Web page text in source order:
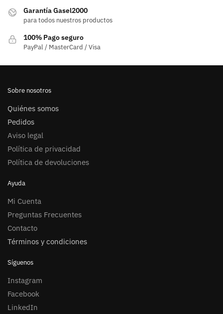
Garantía Gasel2000
para todos nuestros productos
100% Pago seguro
PayPal / MasterCard / Visa
Sobre nosotros
Quiénes somos
Pedidos
Aviso legal
Política de privacidad
Política de devoluciones
Ayuda
Mi Cuenta
Preguntas Frecuentes
Contacto
Términos y condiciones
Síguenos
Instagram
Facebook
LinkedIn